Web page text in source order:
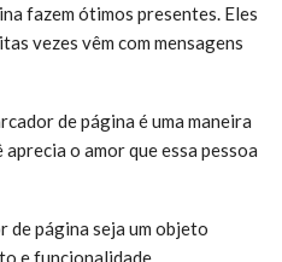
fazem ótimos presentes. Eles
vezes vêm com mensagens
de página é uma maneira
o amor que essa pessoa
de página seja um objeto
e funcionalidade.